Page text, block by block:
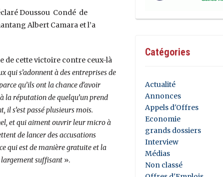
Doussou Condé de
Albert Camara et l’a
de cette victoire contre ceux-là
qui s’adonnent à des entreprises de
qu’ils ont la chance d’avoir
la réputation de quelqu’un prend
s’est passé plusieurs mois.
et qui aiment ouvrir leur micro à
de lancer des accusations
qui est de manière gratuite et la
largement suffisant».
Catégories
Actualité
Annonces
Appels d'Offres
Economie
grands dossiers
Interview
Médias
Non classé